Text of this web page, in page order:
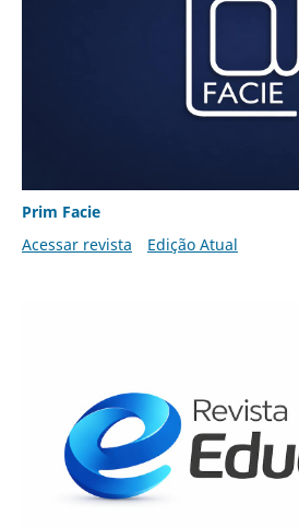
Prim Facie
Acessar revista
Edição Atual